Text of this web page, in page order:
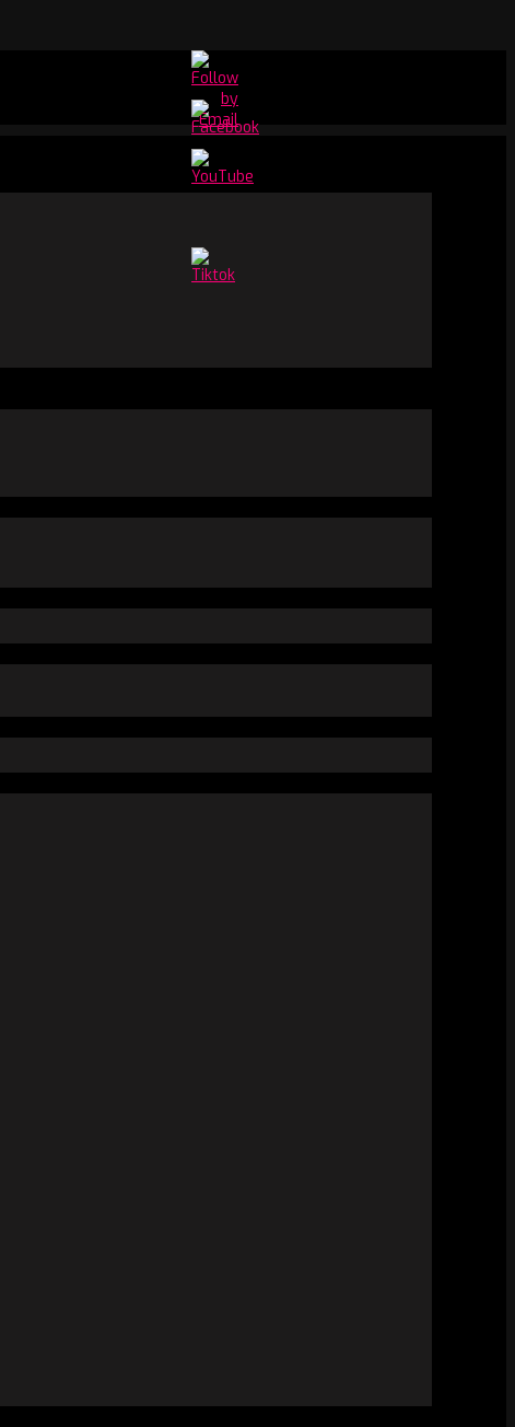
Youtube
Channel